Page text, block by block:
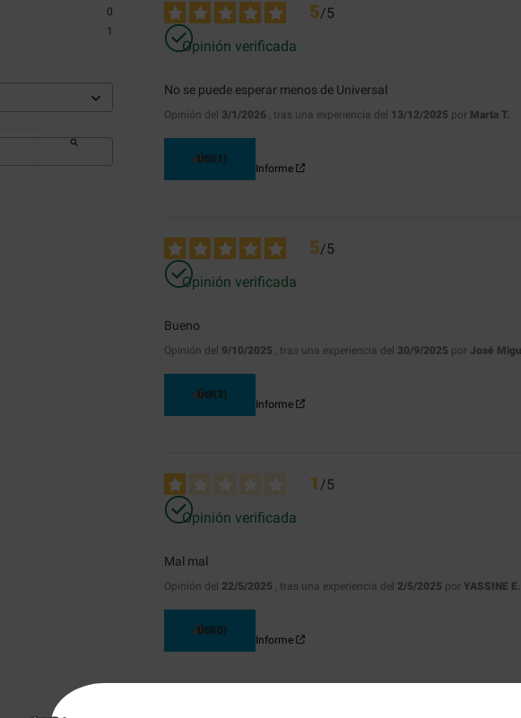
0
1
5/5
Opinión verificada
No se puede esperar menos de Universal
Opinión del 3/1/2026 , tras una experiencia del 13/12/2025 por Marta T.
Útil (1)
Informe
5/5
Opinión verificada
Bueno
Opinión del 9/10/2025 , tras una experiencia del 30/9/2025 por José
Útil (3)
Informe
1 /5
Opinión verificada
Mal mal
Opinión del 22/5/2025 , tras una experiencia del 2/5/2025 por YASSINE E.
Útil (0)
Informe